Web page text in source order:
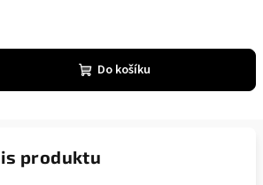
Do košíku
produktu